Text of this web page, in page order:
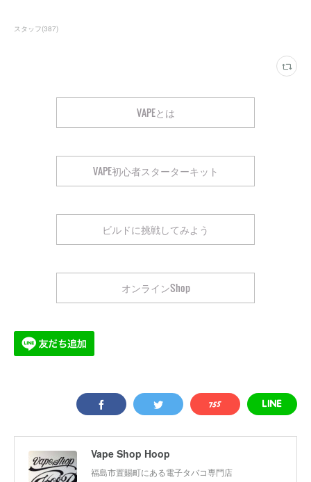
スタッフ(387)
VAPEとは
VAPE初心者スターターキット
ビルドに挑戦してみよう
オンラインShop
Vape Shop Hoop
福島市置賜町にある電子タバコ専門店